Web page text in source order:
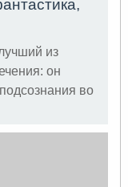
из
он
во